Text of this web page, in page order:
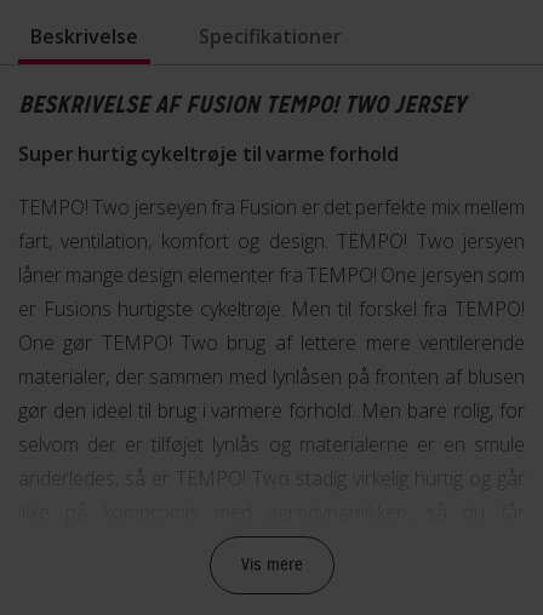
Beskrivelse Specifikationer
BESKRIVELSE AF FUSION TEMPO! TWO JERSEY
Super hurtig cykeltrøje til varme forhold
TEMPO! Two jerseyen fra Fusion er det perfekte mix mellem
fart, ventilation, komfort og design. TEMPO! Two jersyen
låner mange design elementer fra TEMPO! One jersyen som
er Fusions hurtigste cykeltrøje. Men til forskel fra TEMPO!
One gør TEMPO! Two brug af lettere mere ventilerende
materialer, der sammen med lynlåsen på fronten af blusen
gør den ideel til brug i varmere forhold. Men bare rolig, for
selvom der er tilføjet lynlås og materialerne er en smule
anderledes, så er TEMPO! Two stadig virkelig hurtig og går
Frontpanelet på TEMPO! Two er et meshmateriale der
Vis mere